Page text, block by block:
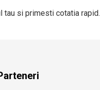
tau si primesti cotatia rapid.